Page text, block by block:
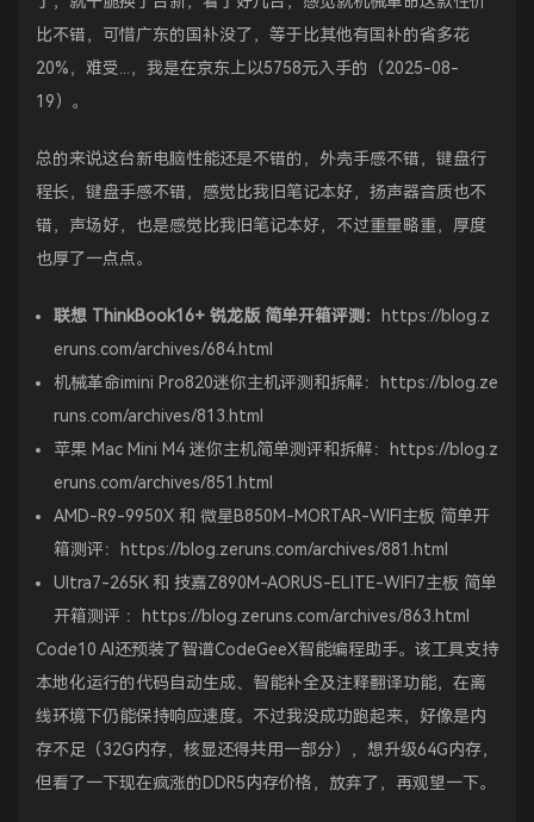
比不错，可惜广东的国补没了，等于比其他有国补的省多花
20%，难受...，我是在京东上以5758元入手的（2025-08-
19）。
总的来说这台新电脑性能还是不错的，外壳手感不错，键盘行
程长，键盘手感不错，感觉比我旧笔记本好，扬声器音质也不
错，声场好，也是感觉比我旧笔记本好，不过重量略重，厚度
也厚了一点点。
联想 ThinkBook16+ 锐龙版 简单开箱评测：
https://blog.z
eruns.com/archives/684.html
机械革命imini Pro820迷你主机评测和拆解：
https://blog.ze
runs.com/archives/813.html
苹果 Mac Mini M4 迷你主机简单测评和拆解：
https://blog.z
eruns.com/archives/851.html
AMD-R9-9950X 和 微星B850M-MORTAR-WIFI主板 简单开
箱测评：
https://blog.zeruns.com/archives/881.html
Ultra7-265K 和 技嘉Z890M-AORUS-ELITE-WIFI7主板 简单
开箱测评 ：
https://blog.zeruns.com/archives/863.html
Code10 AI还预装了智谱CodeGeeX智能编程助手。该工具支持
本地化运行的代码自动生成、智能补全及注释翻译功能，在离
线环境下仍能保持响应速度。不过我没成功跑起来，好像是内
存不足（32G内存，核显还得共用一部分），想升级64G内存，
但看了一下现在疯涨的DDR5内存价格，放弃了，再观望一下。